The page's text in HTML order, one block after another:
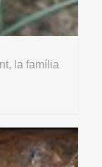
la família